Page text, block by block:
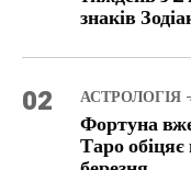
знаків
02 АСТРОЛОГІЯ
Фортуна
Таро